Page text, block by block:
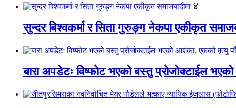
४
सुन्दर बिश्वकर्मा र सिता गुरुङ्ग नेकपा एकीकृत
बारा अपडेटः विष्फोट भएको बस्तु प्रोजोक्टाईल